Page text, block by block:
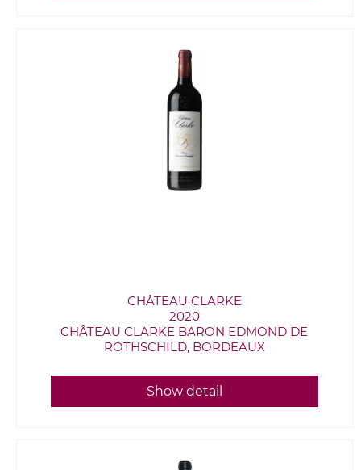
CHÂTEAU CLARKE
2020
CHÂTEAU CLARKE BARON EDMOND DE
ROTHSCHILD, BORDEAUX
Show detail